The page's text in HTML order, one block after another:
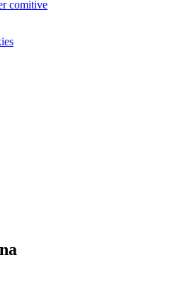
comitive